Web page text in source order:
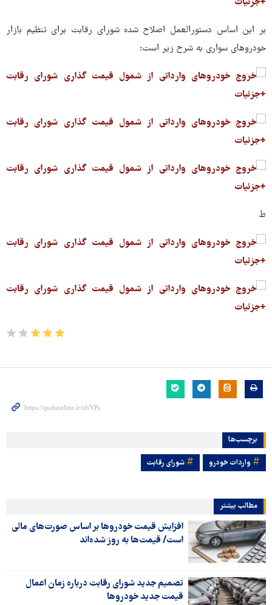
بر این اساس دستورالعمل اصلاح شده شورای رقابت برای تنظیم بازار
خودروهای سواری به شرح زیر است:
ط
برچسب‌ها
واردات خودرو شورای رقابت
مطالب بیشتر
افزایش قیمت خودروها بر اساس صورت‌های مالی
است/ قیمت‌ها به روز شده‌اند
تصمیم جدید شورای رقابت درباره زمان اعمال
قیمت جدید خودروها